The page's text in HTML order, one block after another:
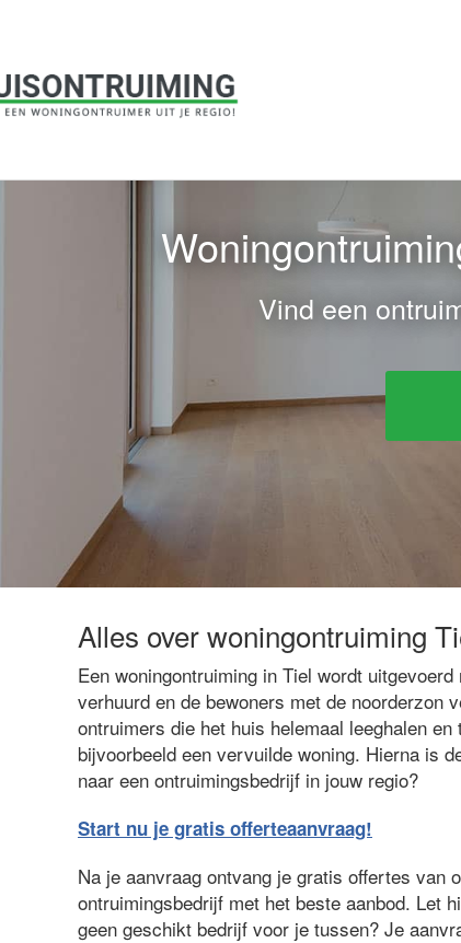
Vind een
Alles over woningontruiming
Een woningontruiming in Tiel wordt
verhuurd en de bewoners met de noorderzon
ontruimers die het huis helemaal leeghalen
bijvoorbeeld een vervuilde woning. Hierna is
naar een ontruimingsbedrijf in jouw regio?
Start nu je gratis offerteaanvraag!
Na je aanvraag ontvang je gratis offertes van
ontruimingsbedrijf met het beste aanbod. Let
geen geschikt bedrijf voor je tussen? Je